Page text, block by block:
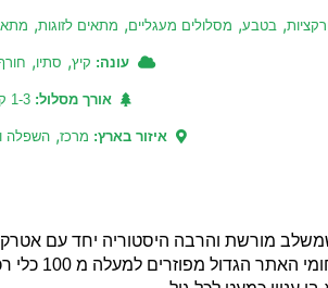
, בטבע, מסלולים מעגליים, מתאים לזוגות,
עונה: קיץ, סתיו,
אורך מסלול:1-3 ק"מ
איזור בארץ: מרכז, השפלה
מורשת והרבה היסטוריה יחד עם
השריון ויש